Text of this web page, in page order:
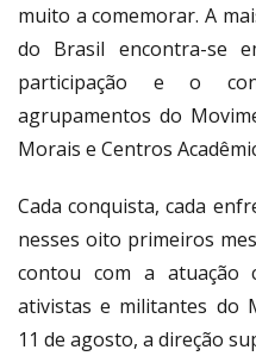
muito a comemorar. A
do Brasil encontra-se
participação e o
agrupamentos do
Morais e Centros
Cada conquista, cada
nesses oito primeiros
contou com a atuação
ativistas e militantes do
11 de agosto, a direção